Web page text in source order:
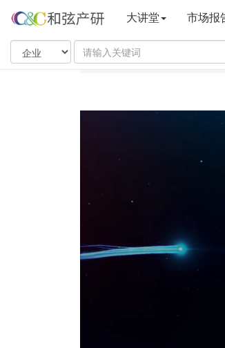
大讲堂 市场报
当前位置： 和弦产业研